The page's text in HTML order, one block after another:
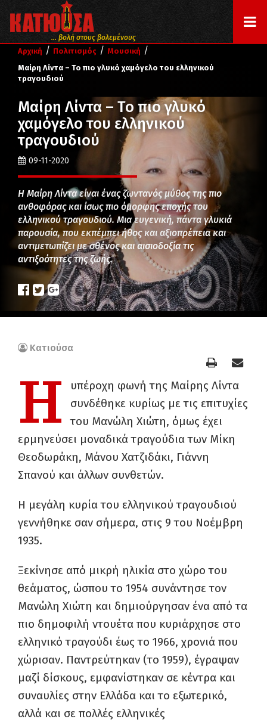
... βολή στους βολεμένους
Αρχική / Πολιτισμός / Μουσική /
Μαίρη Λίντα – Το πιο γλυκό χαμόγελο του ελληνικού
τραγουδιού
Μαίρη Λίντα – Το πιο γλυκό
χαμόγελο του ελληνικού
τραγουδιού
09-11-2020
Η Μαίρη Λίντα είναι ένας ζωντανός μύθος της πιο
ανθοφόρας και ίσως πιο όμορφης εποχής του
ελληνικού τραγουδιού. Μια ευγενική, πάντα γλυκιά
παρουσία, που εκπέμπει ήθος και αξιοπρέπεια και
αντιμετωπίζει με σθένος και αισιοδοξία τις
αντιξοότητες της ζωής.
Κατιούσα
Η
υπέροχη φωνή της Μαίρης Λίντα
συνδέθηκε κυρίως με τις επιτυχίες
του Μανώλη Χιώτη, όμως έχει
ερμηνεύσει μοναδικά τραγούδια των Μίκη
Θεοδωράκη, Μάνου Χατζιδάκι, Γιάννη
Σπανού και άλλων συνθετών.
Η μεγάλη κυρία του ελληνικού τραγουδιού
γεννήθηκε σαν σήμερα, στις 9 του Νοέμβρη
1935.
Ξεκίνησε από μικρή ηλικία στο χώρο του
θεάματος, ώσπου το 1954 συνάντησε τον
Μανώλη Χιώτη και δημιούργησαν ένα από τα
πιο δημοφιλή ντουέτα που κυριάρχησε στο
ελληνικό τραγούδι έως το 1966, χρονιά που
χώρισαν. Παντρεύτηκαν (το 1959), έγραψαν
μαζί δίσκους, εμφανίστηκαν σε κέντρα και
συναυλίες στην Ελλάδα και το εξωτερικό,
αλλά και σε πολλές ελληνικές